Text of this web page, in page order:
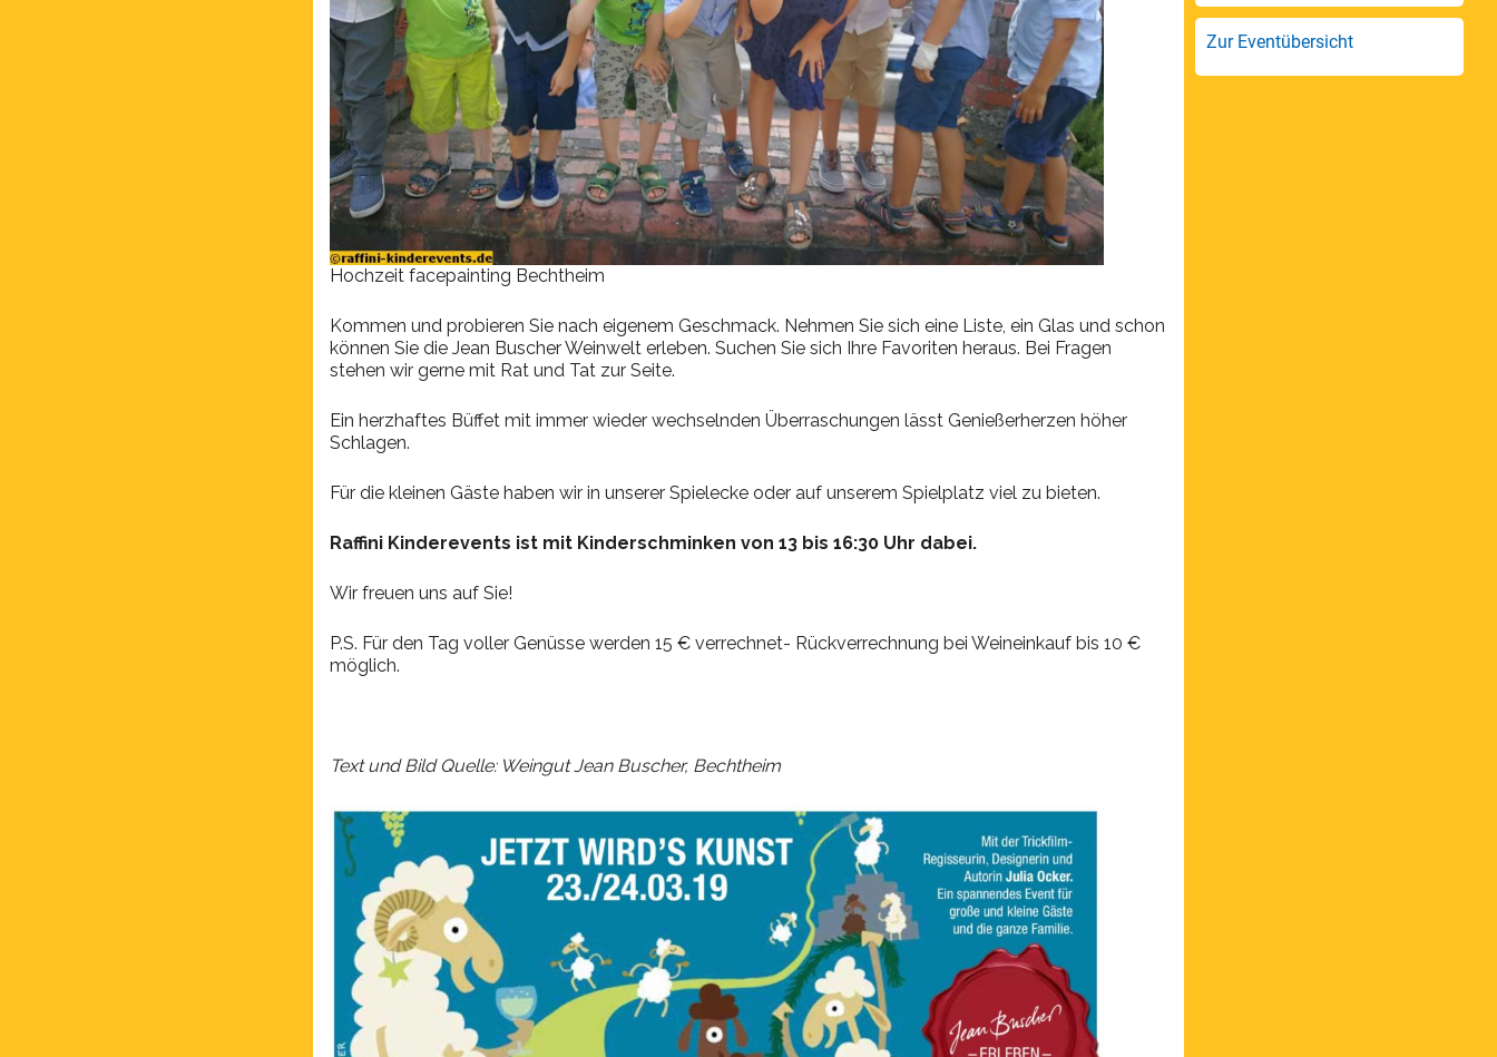
Hochzeit facepainting Bechtheim
Kommen und probieren Sie nach eigenem Geschmack. Nehmen Sie sich eine Liste, ein Glas und schon
können Sie die Jean Buscher Weinwelt erleben. Suchen Sie sich Ihre Favoriten heraus. Bei Fragen
stehen wir gerne mit Rat und Tat zur Seite.
Ein herzhaftes Büffet mit immer wieder wechselnden Überraschungen lässt Genießerherzen höher
Schlagen.
Für die kleinen Gäste haben wir in unserer Spielecke oder auf unserem Spielplatz viel zu bieten.
Raffini Kinderevents ist mit Kinderschminken von 13 bis 16:30 Uhr dabei.
Wir freuen uns auf Sie!
P.S. Für den Tag voller Genüsse werden 15 € verrechnet- Rückverrechnung bei Weineinkauf bis 10 €
möglich.
Text und Bild Quelle: Weingut Jean Buscher, Bechtheim
Zur Eventübersicht